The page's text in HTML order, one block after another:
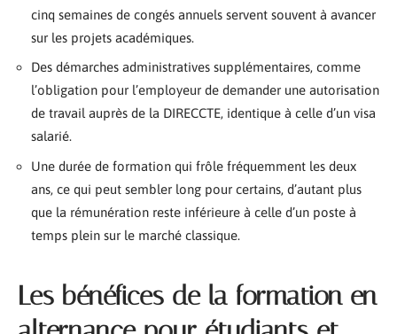
cinq semaines de congés annuels servent souvent à avancer
sur les projets académiques.
Des démarches administratives supplémentaires, comme
l’obligation pour l’employeur de demander une autorisation
de travail auprès de la DIRECCTE, identique à celle d’un visa
salarié.
Une durée de formation qui frôle fréquemment les deux
ans, ce qui peut sembler long pour certains, d’autant plus
que la rémunération reste inférieure à celle d’un poste à
temps plein sur le marché classique.
Les bénéfices de la formation en